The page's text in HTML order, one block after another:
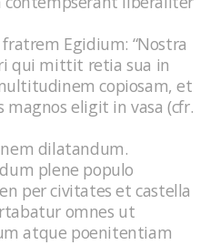
Egidium: “Nostra
qui mittit retia sua in
copiosam, et
eligit in vasa (cfr.
dilatandum.
plene populo
per civitates et castella
omnes ut
atque poenitentiam